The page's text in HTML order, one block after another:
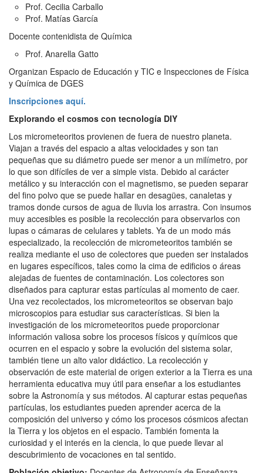
Prof. Cecilia Carballo
Prof. Matías García
Docente contenidista de Química
Prof. Anarella Gatto
Organizan Espacio de Educación y TIC e Inspecciones de Física
y Química de DGES
Inscripciones aquí.
Explorando el cosmos con tecnología DIY
Los micrometeoritos provienen de fuera de nuestro planeta.
Viajan a través del espacio a altas velocidades y son tan
pequeñas que su diámetro puede ser menor a un milímetro, por
lo que son difíciles de ver a simple vista. Debido al carácter
metálico y su interacción con el magnetismo, se pueden separar
del fino polvo que se puede hallar en desagües, canaletas y
tramos donde cursos de agua de lluvia los arrastra. Con insumos
muy accesibles es posible la recolección para observarlos con
lupas o cámaras de celulares y tablets. Ya de un modo más
especializado, la recolección de micrometeoritos también se
realiza mediante el uso de colectores que pueden ser instalados
en lugares específicos, tales como la cima de edificios o áreas
alejadas de fuentes de contaminación. Los colectores son
diseñados para capturar estas partículas al momento de caer.
Una vez recolectados, los micrometeoritos se observan bajo
microscopios para estudiar sus características. Si bien la
investigación de los micrometeoritos puede proporcionar
información valiosa sobre los procesos físicos y químicos que
ocurren en el espacio y sobre la evolución del sistema solar,
también tiene un alto valor didáctico. La recolección y
observación de este material de origen exterior a la Tierra es una
herramienta educativa muy útil para enseñar a los estudiantes
sobre la Astronomía y sus métodos. Al capturar estas pequeñas
partículas, los estudiantes pueden aprender acerca de la
composición del universo y cómo los procesos cósmicos afectan
la Tierra y los objetos en el espacio. También fomenta la
curiosidad y el interés en la ciencia, lo que puede llevar al
descubrimiento de vocaciones en tal sentido.